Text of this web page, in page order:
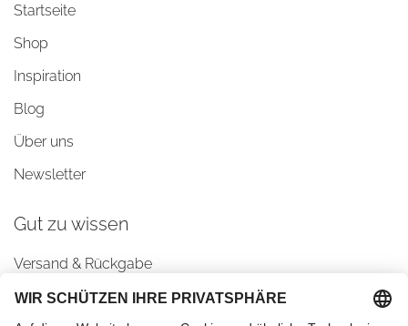
Startseite
Shop
Inspiration
Blog
Über uns
Newsletter
Gut zu wissen
Versand & Rückgabe
AGBs